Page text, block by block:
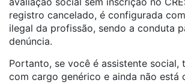
registro cancelado, é configurada
ilegal da profissão, sendo a conduta
denúncia.
Portanto, se você é assistente social,
com cargo genérico e ainda não está